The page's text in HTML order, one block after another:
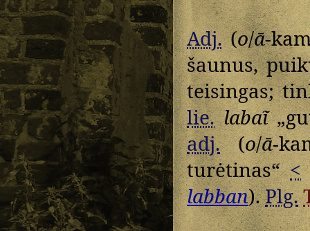
Adj.(o/ā-
šaunus,
teisingas;
lie. labaĩ
adj.(o/ā-
turėtinas“<
labban).Plg.